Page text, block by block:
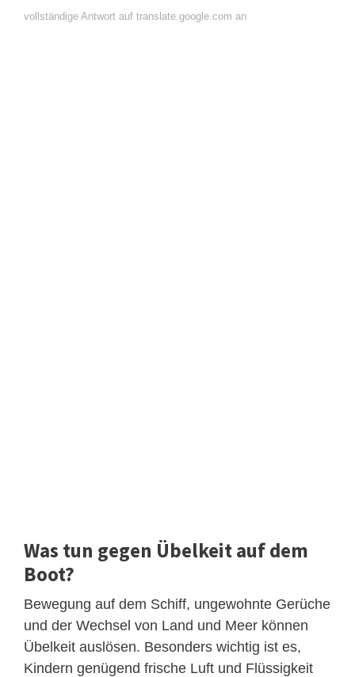
vollständige Antwort auf translate.google.com an
Was tun gegen Übelkeit auf dem
Boot?
Bewegung auf dem Schiff, ungewohnte Gerüche
und der Wechsel von Land und Meer können
Übelkeit auslösen. Besonders wichtig ist es,
Kindern genügend frische Luft und Flüssigkeit